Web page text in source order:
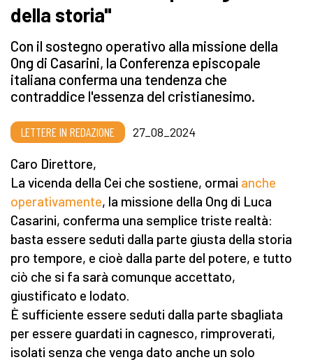
della storia"
Con il sostegno operativo alla missione della
Ong di Casarini, la Conferenza episcopale
italiana conferma una tendenza che
contraddice l'essenza del cristianesimo.
LETTERE IN REDAZIONE 27_08_2024
Caro Direttore,
La vicenda della Cei che sostiene, ormai anche
operativamente, la missione della Ong di Luca
Casarini, conferma una semplice triste realtà:
basta essere seduti dalla parte giusta della storia
pro tempore, e cioè dalla parte del potere, e tutto
ciò che si fa sarà comunque accettato,
giustificato e lodato.
È sufficiente essere seduti dalla parte sbagliata
per essere guardati in cagnesco, rimproverati,
isolati senza che venga dato anche un solo